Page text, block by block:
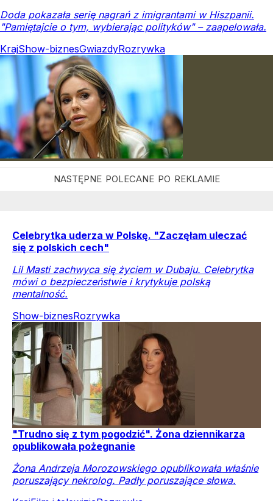
Doda pokazała serię nagrań z imigrantami w Hiszpanii.
"Pamiętajcie o tym, wybierając polityków" – zaapelowała.
KrajShow-biznesGwiazdyRozrywka
Celebrytka uderza w Polskę. "Zaczęłam uleczać
się z polskich cech"
Lil Masti zachwyca się życiem w Dubaju. Celebrytka
mówi o bezpieczeństwie i krytykuje polską
mentalność.
Show-biznesRozrywka
"Trudno się z tym pogodzić". Żona dziennikarza
opublikowała pożegnanie
Żona Andrzeja Morozowskiego opublikowała właśnie
poruszający nekrolog. Padły poruszające słowa.